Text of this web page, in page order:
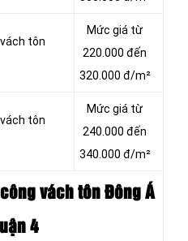
tôn
Mức giá từ
220.000 đến
320.000 đ/m²
tôn
Mức giá từ
240.000 đến
340.000 đ/m²
vách tôn Đông Á
4